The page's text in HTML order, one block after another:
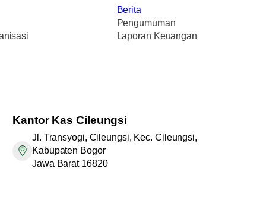
Berita
Pengumuman
Laporan Keuangan
Kantor Kas Cileungsi
Jl. Transyogi, Cileungsi, Kec. Cileungsi,
Kabupaten Bogor
Jawa Barat 16820